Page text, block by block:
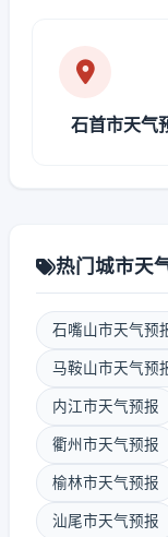
石首市天气
热门城市天
石嘴山市天气预
马鞍山市天气预
内江市天气预报
衢州市天气预报
榆林市天气预报
汕尾市天气预报